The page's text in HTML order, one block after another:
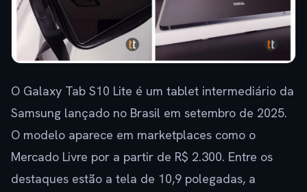
O Galaxy Tab S10 Lite é um tablet intermediário da
Samsung lançado no Brasil em setembro de 2025.
O modelo aparece em marketplaces como o
Mercado Livre por a partir de R$ 2.300. Entre os
destaques estão a tela de 10,9 polegadas, a